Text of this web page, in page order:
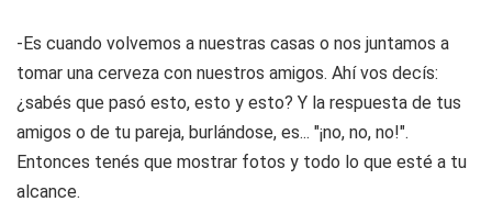
-Es cuando volvemos a nuestras casas o nos juntamos a
tomar una cerveza con nuestros amigos. Ahí vos decís:
¿sabés que pasó esto, esto y esto? Y la respuesta de tus
amigos o de tu pareja, burlándose, es... "¡no, no, no!".
Entonces tenés que mostrar fotos y todo lo que esté a tu
alcance.